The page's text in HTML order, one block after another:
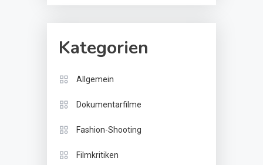
Kategorien
Allgemein
Dokumentarfilme
Fashion-Shooting
Filmkritiken